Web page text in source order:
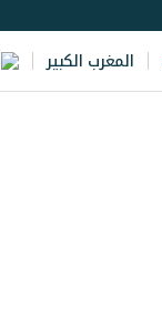
المغرب الكبير